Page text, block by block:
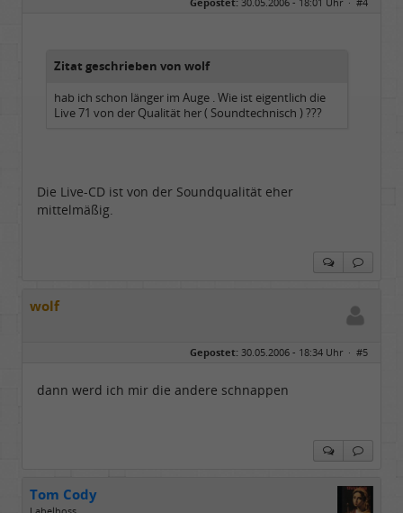
Zitat geschrieben von wolf
hab ich schon länger im Auge . Wie ist eigentlich die
Live 71 von der Qualität her ( Soundtechnisch ) ???
Die Live-CD ist von der Soundqualität eher
mittelmäßig.
wolf
Gepostet: 30.05.2006 - 18:34 Uhr · #5
dann werd ich mir die andere schnappen
Tom Cody